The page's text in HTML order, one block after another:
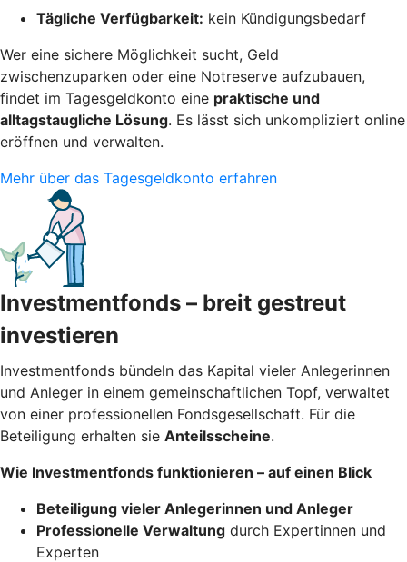
Tägliche Verfügbarkeit: kein Kündigungsbedarf
Wer eine sichere Möglichkeit sucht, Geld
zwischenzuparken oder eine Notreserve aufzubauen,
findet im Tagesgeldkonto eine praktische und
alltagstaugliche Lösung. Es lässt sich unkompliziert online
eröffnen und verwalten.
Mehr über das Tagesgeldkonto erfahren
Investmentfonds – breit gestreut
investieren
Investmentfonds bündeln das Kapital vieler Anlegerinnen
und Anleger in einem gemeinschaftlichen Topf, verwaltet
von einer professionellen Fondsgesellschaft. Für die
Beteiligung erhalten sie Anteilsscheine.
Wie Investmentfonds funktionieren – auf einen Blick
Beteiligung vieler Anlegerinnen und Anleger
Professionelle Verwaltung durch Expertinnen und
Experten